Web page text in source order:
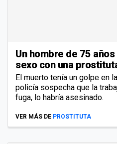
Un hombre de 75
sexo con una
El muerto tenía un golpe en
policía sospecha que la
fuga, lo habría asesinado.
VER MÁS DE PROSTITUTA